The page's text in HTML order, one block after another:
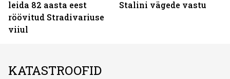
leida 82 aasta eest
röövitud Stradivariuse
viiul
Stalini vägede vastu
KATASTROOFID